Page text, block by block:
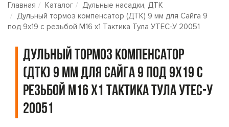
Главная Каталог
Дульные насадки, ДТК
Дульный тормоз компенсатор (ДТК) 9 мм для Сайга 9
под 9х19 с резьбой М16 х1 Тактика Тула УТЕС-У 20051
Дульный тормоз компенсатор
(ДТК) 9 мм для Сайга 9 под 9х19 с
резьбой М16 х1 Тактика Тула УТЕС-У
20051